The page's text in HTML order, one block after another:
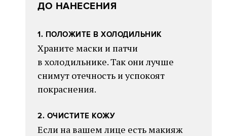
ДО НАНЕСЕНИЯ
1. ПОЛОЖИТЕ В ХОЛОДИЛЬНИК
Храните маски и патчи
в холодильнике. Так они лучше
снимут отечность и успокоят
покраснения.
2. ОЧИСТИТЕ КОЖУ
Если на вашем лице есть макияж